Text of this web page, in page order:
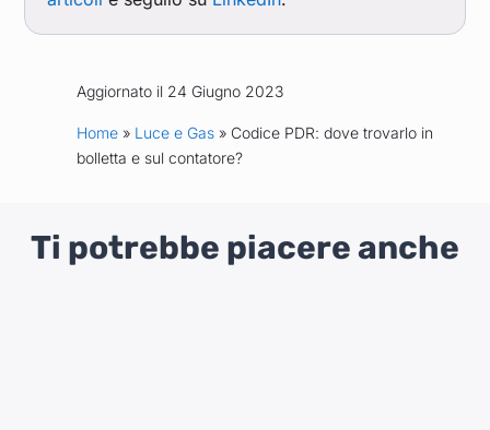
Aggiornato il 24 Giugno 2023
Home» Luce e Gas» Codice PDR: dove trovarlo in
bolletta e sul contatore?
Ti potrebbe piacere anche